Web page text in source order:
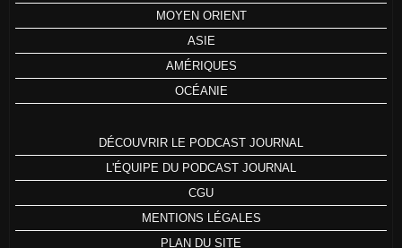
MOYEN ORIENT
ASIE
AMÉRIQUES
OCÉANIE
DÉCOUVRIR LE PODCAST JOURNAL
L'ÉQUIPE DU PODCAST JOURNAL
CGU
MENTIONS LÉGALES
PLAN DU SITE